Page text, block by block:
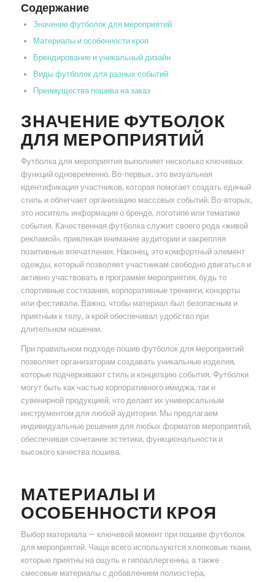
Содержание
Значение футболок для мероприятий
Материалы и особенности кроя
Брендирование и уникальный дизайн
Виды футболок для разных событий
Преимущества пошива на заказ
ЗНАЧЕНИЕ ФУТБОЛОК
ДЛЯ МЕРОПРИЯТИЙ
Футболка для мероприятия выполняет несколько ключевых
функций одновременно. Во-первых, это визуальная
идентификация участников, которая помогает создать единый
стиль и облегчает организацию массовых событий. Во-вторых,
это носитель информации о бренде, логотипе или тематике
события. Качественная футболка служит своего рода «живой
рекламой», привлекая внимание аудитории и закрепляя
позитивные впечатления. Наконец, это комфортный элемент
одежды, который позволяет участникам свободно двигаться и
активно участвовать в программе мероприятия, будь то
спортивные состязания, корпоративные тренинги, концерты
или фестивали. Важно, чтобы материал был безопасным и
приятным к телу, а крой обеспечивал удобство при
длительном ношении.
При правильном подходе пошив футболок для мероприятий
позволяет организаторам создавать уникальные изделия,
которые подчеркивают стиль и концепцию события. Футболки
могут быть как частью корпоративного имиджа, так и
сувенирной продукцией, что делает их универсальным
инструментом для любой аудитории. Мы предлагаем
индивидуальные решения для любых форматов мероприятий,
обеспечивая сочетание эстетики, функциональности и
высокого качества пошива.
МАТЕРИАЛЫ И
ОСОБЕННОСТИ КРОЯ
Выбор материала — ключевой момент при пошиве футболок
для мероприятий. Чаще всего используются хлопковые ткани,
которые приятны на ощупь и гипоаллергенны, а также
смесовые материалы с добавлением полиэстера,